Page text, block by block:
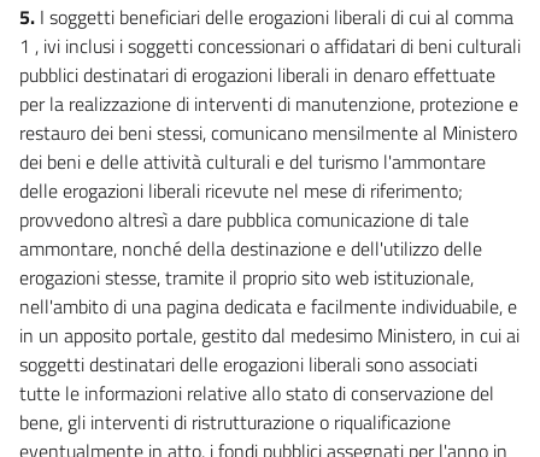
5. I soggetti beneficiari delle erogazioni liberali di cui al comma
1 , ivi inclusi i soggetti concessionari o affidatari di beni culturali
pubblici destinatari di erogazioni liberali in denaro effettuate
per la realizzazione di interventi di manutenzione, protezione e
restauro dei beni stessi, comunicano mensilmente al Ministero
dei beni e delle attività culturali e del turismo l'ammontare
delle erogazioni liberali ricevute nel mese di riferimento;
provvedono altresì a dare pubblica comunicazione di tale
ammontare, nonché della destinazione e dell'utilizzo delle
erogazioni stesse, tramite il proprio sito web istituzionale,
nell'ambito di una pagina dedicata e facilmente individuabile, e
in un apposito portale, gestito dal medesimo Ministero, in cui ai
soggetti destinatari delle erogazioni liberali sono associati
tutte le informazioni relative allo stato di conservazione del
bene, gli interventi di ristrutturazione o riqualificazione
eventualmente in atto, i fondi pubblici assegnati per l'anno in